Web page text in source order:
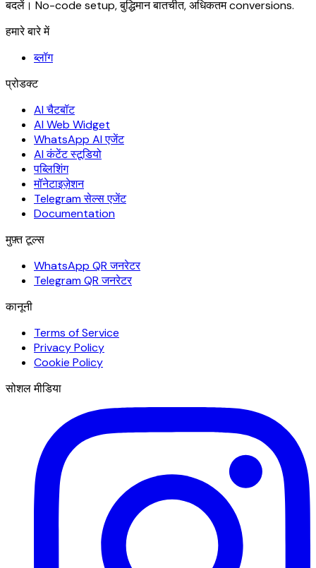
बदलें। No-code setup, बुद्धिमान बातचीत, अधिकतम conversions.
हमारे बारे में
ब्लॉग
प्रोडक्ट
AI चैटबॉट
AI Web Widget
WhatsApp AI एजेंट
AI कंटेंट स्टूडियो
पब्लिशिंग
मॉनेटाइज़ेशन
Telegram सेल्स एजेंट
Documentation
मुफ़्त टूल्स
WhatsApp QR जनरेटर
Telegram QR जनरेटर
कानूनी
Terms of Service
Privacy Policy
Cookie Policy
सोशल मीडिया